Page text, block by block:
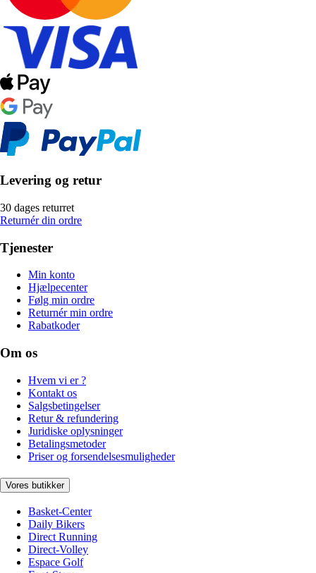
Levering og retur
30 dages returret
Returnér din ordre
Tjenester
Min konto
Hjælpecenter
Følg min ordre
Returnér min ordre
Rabatkoder
Om os
Hvem vi er ?
Kontakt os
Salgsbetingelser
Retur & refundering
Juridiske oplysninger
Betalingsmetoder
Priser og forsendelsesmuligheder
Vores butikker
Basket-Center
Daily Bikers
Direct Running
Direct-Volley
Espace Golf